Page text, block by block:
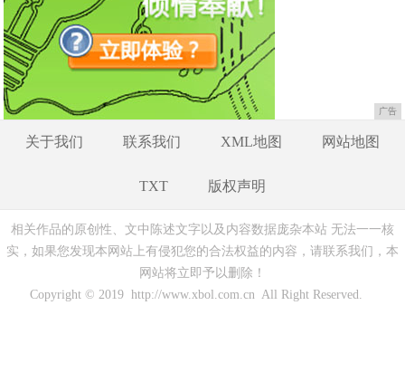
广告
关于我们 联系我们 XML地图 网站地图
TXT 版权声明
相关作品的原创性、文中陈述文字以及内容数据庞杂本站 无法一一核
实，如果您发现本网站上有侵犯您的合法权益的内容，请联系我们，本
网站将立即予以删除！
Copyright © 2019 http://www.xbol.com.cn All Right Reserved.